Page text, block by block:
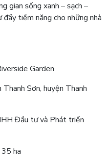
gian sống xanh – sạch –
tiềm năng cho những nhà
Garden
Sơn, huyện Thanh
Đầu tư và Phát triển
ha